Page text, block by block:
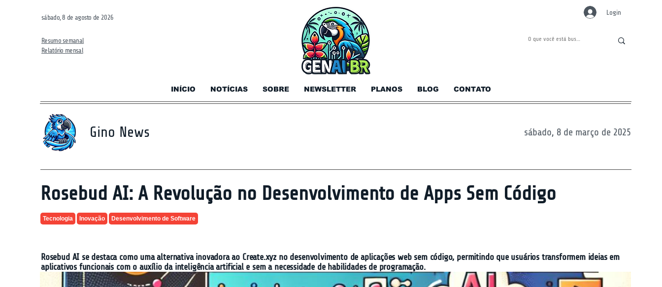
sábado, 8 de agosto de 2026
Resumo semanal
Relatório mensal
INÍCIO NOTÍCIAS SOBRE NEWSLETTER PLANOS BLOG CONTATO
Login
Gino News sábado, 8 de março de 2025
Rosebud AI: A Revolução no Desenvolvimento de Apps Sem Código
Tecnologia Inovação Desenvolvimento de Software
Rosebud AI se destaca como uma alternativa inovadora ao Create.xyz no desenvolvimento de aplicações web sem código, permitindo que usuários transformem ideias em
aplicativos funcionais com o auxílio da inteligência artificial e sem a necessidade de habilidades de programação.